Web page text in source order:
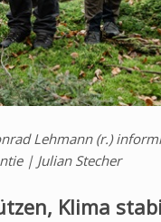
Lehmann (r.)
| Julian Stecher
Klima